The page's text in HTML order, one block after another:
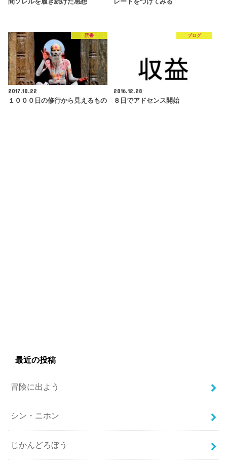
読書
2017.10.22
１０００日の修行から見えるもの
ブログ
2016.12.28
８日でアドセンス開始
最近の投稿
冒険に出よう
シン・ニホン
じかんどろぼう